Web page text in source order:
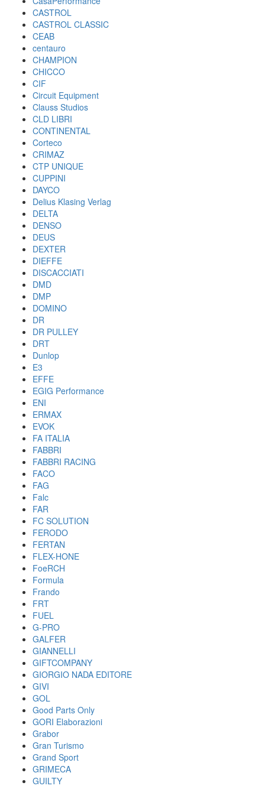
CASTROL
CASTROL CLASSIC
CEAB
centauro
CHAMPION
CHICCO
CIF
Circuit Equipment
Clauss Studios
CLD LIBRI
CONTINENTAL
Corteco
CRIMAZ
CTP UNIQUE
CUPPINI
DAYCO
Delius Klasing Verlag
DELTA
DENSO
DEUS
DEXTER
DIEFFE
DISCACCIATI
DMD
DMP
DOMINO
DR
DR PULLEY
DRT
Dunlop
E3
EFFE
EGIG Performance
ENI
ERMAX
EVOK
FA ITALIA
FABBRI
FABBRI RACING
FACO
FAG
Falc
FAR
FC SOLUTION
FERODO
FERTAN
FLEX-HONE
FoeRCH
Formula
Frando
FRT
FUEL
G-PRO
GALFER
GIANNELLI
GIFTCOMPANY
GIORGIO NADA EDITORE
GIVI
GOL
Good Parts Only
GORI Elaborazioni
Grabor
Gran Turismo
Grand Sport
GRIMECA
GUILTY